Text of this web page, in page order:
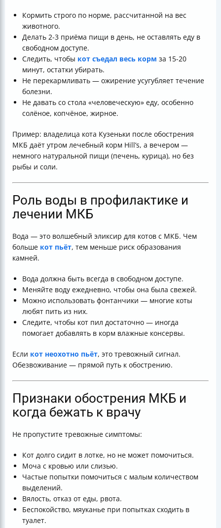
Кормить строго по норме, рассчитанной на вес
животного.
Делать 2-3 приёма пищи в день, не оставлять еду в
свободном доступе.
Следить, чтобы кот съедал весь корм за 15-20
минут, остатки убирать.
Не перекармливать — ожирение усугубляет течение
болезни.
Не давать со стола «человеческую» еду, особенно
солёное, копчёное, жирное.
Пример: владелица кота Кузеньки после обострения
МКБ даёт утром лечебный корм Hill’s, а вечером —
немного натуральной пищи (печень, курица), но без
рыбы и соли.
Роль воды в профилактике и
лечении МКБ
Вода — это волшебный эликсир для котов с МКБ. Чем
больше кот пьёт, тем меньше риск образования
камней.
Вода должна быть всегда в свободном доступе.
Меняйте воду ежедневно, чтобы она была свежей.
Можно использовать фонтанчики — многие коты
любят пить из них.
Следите, чтобы кот пил достаточно — иногда
помогает добавлять в корм влажные консервы.
Если кот неохотно пьёт, это тревожный сигнал.
Обезвоживание — прямой путь к обострению.
Признаки обострения МКБ и
когда бежать к врачу
Не пропустите тревожные симптомы:
Кот долго сидит в лотке, но не может помочиться.
Моча с кровью или слизью.
Частые попытки помочиться с малым количеством
выделений.
Вялость, отказ от еды, рвота.
Беспокойство, мяуканье при попытках сходить в
туалет.